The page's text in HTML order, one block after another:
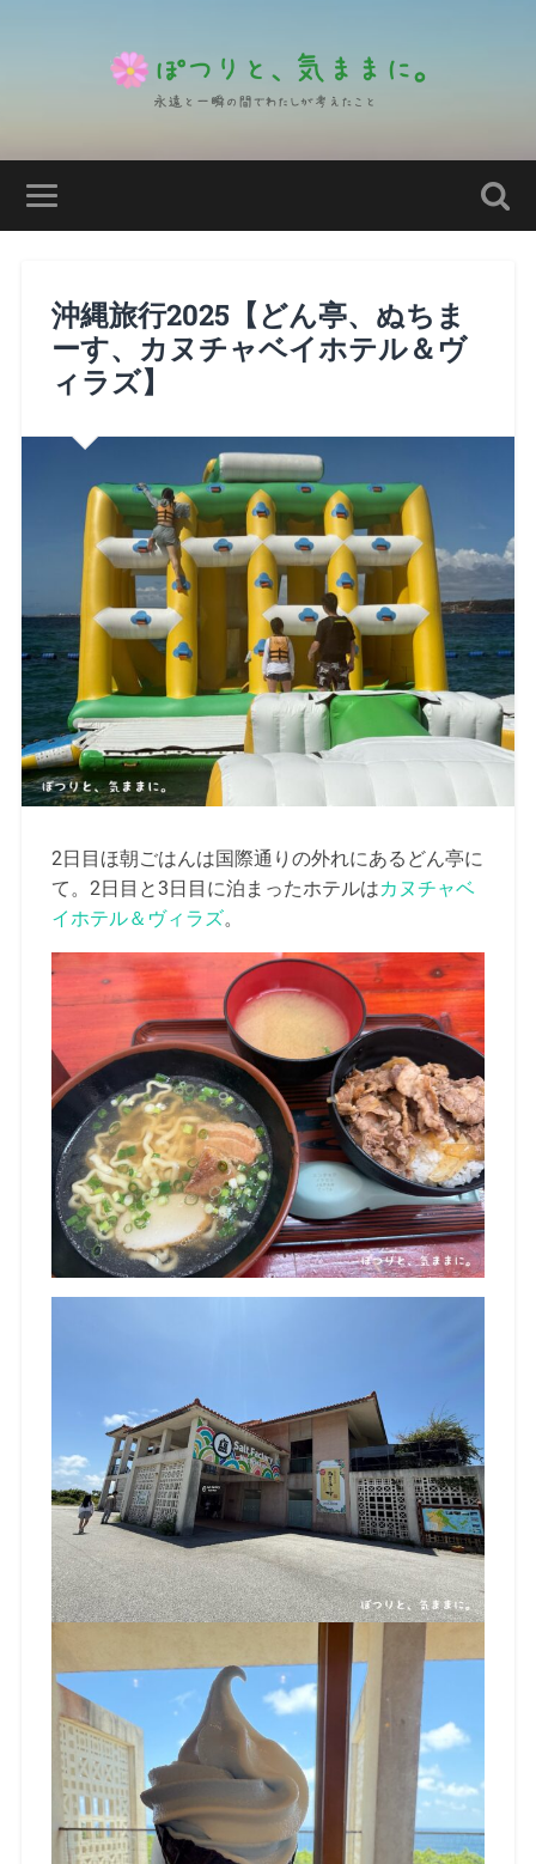
沖縄旅行2025【どん亭、ぬちま
ーす、カヌチャベイホテル＆ヴ
ィラズ】
2日目ほ朝ごはんは国際通りの外れにあるどん亭に
て。2日目と3日目に泊まったホテルはカヌチャベ
イホテル＆ヴィラズ。